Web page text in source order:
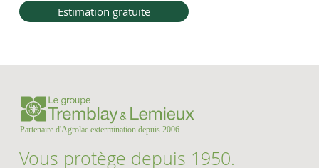
Estimation gratuite
Vous protège depuis 1950.